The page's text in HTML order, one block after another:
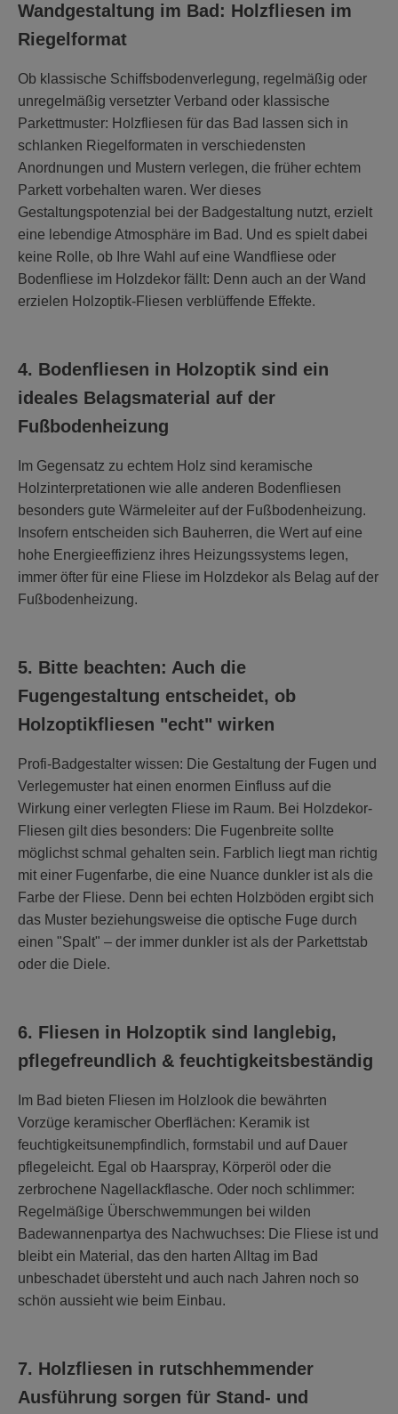
Wandgestaltung im Bad: Holzfliesen im
Riegelformat
Ob klassische Schiffsbodenverlegung, regelmäßig oder
unregelmäßig versetzter Verband oder klassische
Parkettmuster: Holzfliesen für das Bad lassen sich in
schlanken Riegelformaten in verschiedensten
Anordnungen und Mustern verlegen, die früher echtem
Parkett vorbehalten waren. Wer dieses
Gestaltungspotenzial bei der Badgestaltung nutzt, erzielt
eine lebendige Atmosphäre im Bad. Und es spielt dabei
keine Rolle, ob Ihre Wahl auf eine Wandfliese oder
Bodenfliese im Holzdekor fällt: Denn auch an der Wand
erzielen Holzoptik-Fliesen verblüffende Effekte.
4. Bodenfliesen in Holzoptik sind ein
ideales Belagsmaterial auf der
Fußbodenheizung
Im Gegensatz zu echtem Holz sind keramische
Holzinterpretationen wie alle anderen Bodenfliesen
besonders gute Wärmeleiter auf der Fußbodenheizung.
Insofern entscheiden sich Bauherren, die Wert auf eine
hohe Energieeffizienz ihres Heizungssystems legen,
immer öfter für eine Fliese im Holzdekor als Belag auf der
Fußbodenheizung.
5. Bitte beachten: Auch die
Fugengestaltung entscheidet, ob
Holzoptikfliesen "echt" wirken
Profi-Badgestalter wissen: Die Gestaltung der Fugen und
Verlegemuster hat einen enormen Einfluss auf die
Wirkung einer verlegten Fliese im Raum. Bei Holzdekor-
Fliesen gilt dies besonders: Die Fugenbreite sollte
möglichst schmal gehalten sein. Farblich liegt man richtig
mit einer Fugenfarbe, die eine Nuance dunkler ist als die
Farbe der Fliese. Denn bei echten Holzböden ergibt sich
das Muster beziehungsweise die optische Fuge durch
einen "Spalt" – der immer dunkler ist als der Parkettstab
oder die Diele.
6. Fliesen in Holzoptik sind langlebig,
pflegefreundlich & feuchtigkeitsbeständig
Im Bad bieten Fliesen im Holzlook die bewährten
Vorzüge keramischer Oberflächen: Keramik ist
feuchtigkeitsunempfindlich, formstabil und auf Dauer
pflegeleicht. Egal ob Haarspray, Körperöl oder die
zerbrochene Nagellackflasche. Oder noch schlimmer:
Regelmäßige Überschwemmungen bei wilden
Badewannenpartya des Nachwuchses: Die Fliese ist und
bleibt ein Material, das den harten Alltag im Bad
unbeschadet übersteht und auch nach Jahren noch so
schön aussieht wie beim Einbau.
7. Holzfliesen in rutschhemmender
Ausführung sorgen für Stand- und